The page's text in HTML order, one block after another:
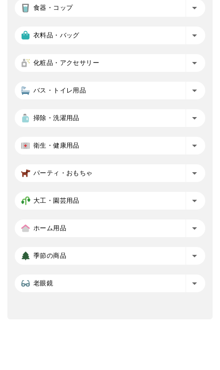
食器・コップ
衣料品・バッグ
化粧品・アクセサリー
バス・トイレ用品
掃除・洗濯用品
衛生・健康用品
パーティ・おもちゃ
大工・園芸用品
ホーム用品
季節の商品
老眼鏡